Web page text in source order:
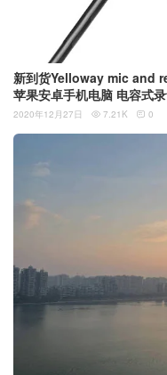
新到货Yelloway mic and
苹果安卓手机电脑 电容式
2020年12月27日  7.21K  0